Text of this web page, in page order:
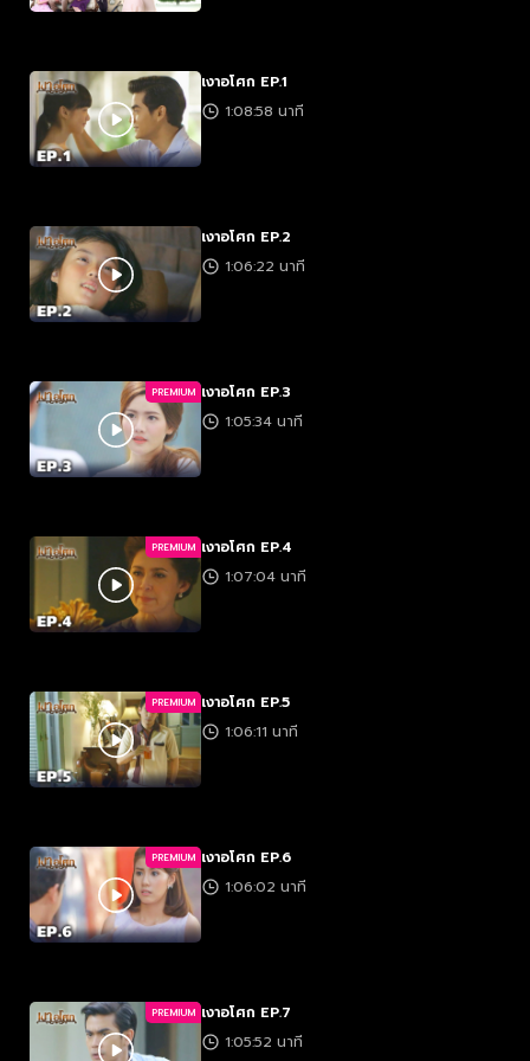
เงาอโศก EP.1
1:08:58 นาที
เงาอโศก EP.2
1:06:22 นาที
PREMIUM เงาอโศก EP.3
1:05:34 นาที
PREMIUM เงาอโศก EP.4
1:07:04 นาที
PREMIUM เงาอโศก EP.5
1:06:11 นาที
PREMIUM เงาอโศก EP.6
1:06:02 นาที
PREMIUM เงาอโศก EP.7
1:05:52 นาที